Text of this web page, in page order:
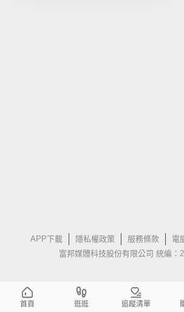
APP下載 隱私權政策 服務條款 電
富邦媒體科技股份有限公司 統編：
首頁 逛逛 追蹤清單